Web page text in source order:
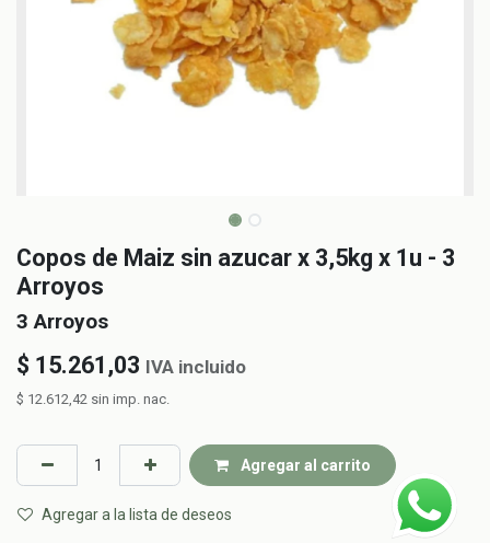
Copos de Maiz sin azucar x 3,5kg x 1u - 3
Arroyos
3 Arroyos
$ 15.261,03 IVA incluido
$ 12.612,42 sin imp. nac.
Agregar al carrito
Agregar a la lista de deseos